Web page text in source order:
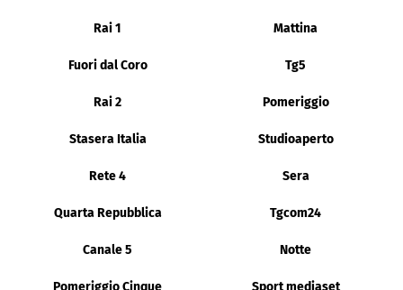
Rai 1 Mattina
Fuori dal Coro Tg5
Rai 2 Pomeriggio
Stasera Italia Studioaperto
Rete 4 Sera
Quarta Repubblica Tgcom24
Canale 5 Notte
Pomeriggio Cinque Sport mediaset